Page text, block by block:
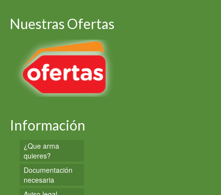
Nuestras Ofertas
Información
¿Que arma
quieres?
Documentación
necesaria